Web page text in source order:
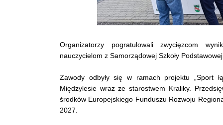
Organizatorzy pogratulowali zwycięzcom
nauczycielom z Samorządowej Szkoły
Zawody odbyły się w ramach projektu „Sport
Międzylesie wraz ze starostwem Kraliky.
środków Europejskiego Funduszu Rozwoju
2027.